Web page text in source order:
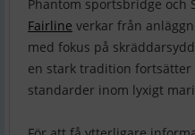
Phantom sportsbridge och
Fairline verkar från
med fokus på
en stark tradition fortsätter
standarder inom lyxigt